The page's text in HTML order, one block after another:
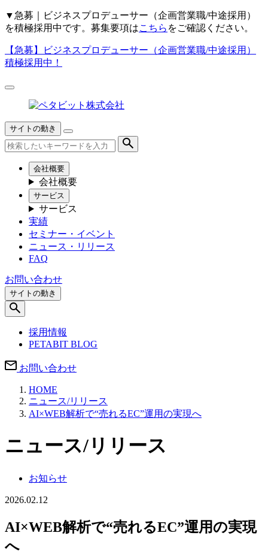
▼ 急募｜ビジネスプロデューサー（企画営業職/中途採用）
を積極採用中です。募集要項はこちら をご確認ください。
【急募】
ビジネスプロデューサー（企画営業職/中途採用）
積極採用中！
サイトの動き
会社概要
会社概要
サービス
サービス
実績
セミナー・イベント
ニュース・リリース
FAQ
お問い合わせ
サイトの動き
採用情報
PETABIT BLOG
お問い合わせ
HOME
ニュース/リリース
AI×WEB解析で“売れるEC”運用の実現へ
ニュース/リリース
お知らせ
2026.02.12
AI×WEB解析で“売れるEC”運用の実現
へ